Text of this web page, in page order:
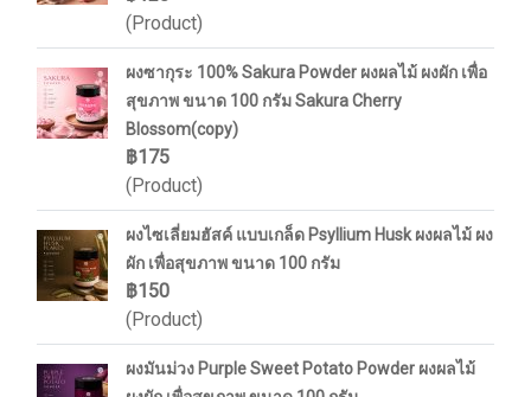
(Product)
ผงซากุระ 100% Sakura Powder ผงผลไม้ ผงผัก เพื่อ
สุขภาพ ขนาด 100 กรัม Sakura Cherry
Blossom(copy)
฿175
(Product)
ผงไซเลี่ยมฮัสค์ แบบเกล็ด Psyllium Husk ผงผลไม้ ผง
ผัก เพื่อสุขภาพ ขนาด 100 กรัม
฿150
(Product)
ผงมันม่วง Purple Sweet Potato Powder ผงผลไม้